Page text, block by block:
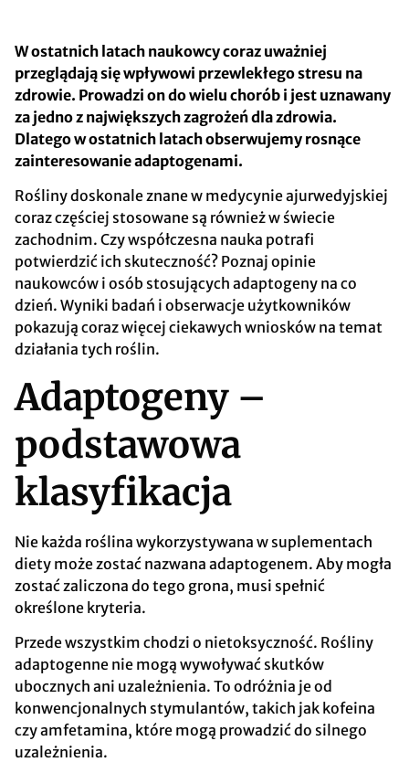
W ostatnich latach naukowcy coraz uważniej
przeglądają się wpływowi przewlekłego stresu na
zdrowie. Prowadzi on do wielu chorób i jest uznawany
za jedno z największych zagrożeń dla zdrowia.
Dlatego w ostatnich latach obserwujemy rosnące
zainteresowanie adaptogenami.
Rośliny doskonale znane w medycynie ajurwedyjskiej
coraz częściej stosowane są również w świecie
zachodnim. Czy współczesna nauka potrafi
potwierdzić ich skuteczność? Poznaj opinie
naukowców i osób stosujących adaptogeny na co
dzień. Wyniki badań i obserwacje użytkowników
pokazują coraz więcej ciekawych wniosków na temat
działania tych roślin.
Adaptogeny –
podstawowa
klasyfikacja
Nie każda roślina wykorzystywana w suplementach
diety może zostać nazwana adaptogenem. Aby mogła
zostać zaliczona do tego grona, musi spełnić
określone kryteria.
Przede wszystkim chodzi o nietoksyczność. Rośliny
adaptogenne nie mogą wywoływać skutków
ubocznych ani uzależnienia. To odróżnia je od
konwencjonalnych stymulantów, takich jak kofeina
czy amfetamina, które mogą prowadzić do silnego
uzależnienia.